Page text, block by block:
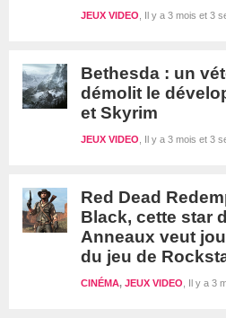
Il y a 3 mois et 3
JEUX VIDEO
Bethesda : un
démolit le
et Skyrim
Il y a 3 mois et 3
JEUX VIDEO
Red Dead
Black, cette star
Anneaux veut
du jeu de
Il y a 3
CINÉMA, JEUX VIDEO